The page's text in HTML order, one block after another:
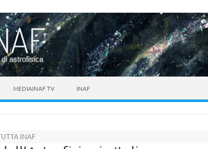
di astrofisica
MEDIAINAF TV INAF
INAF